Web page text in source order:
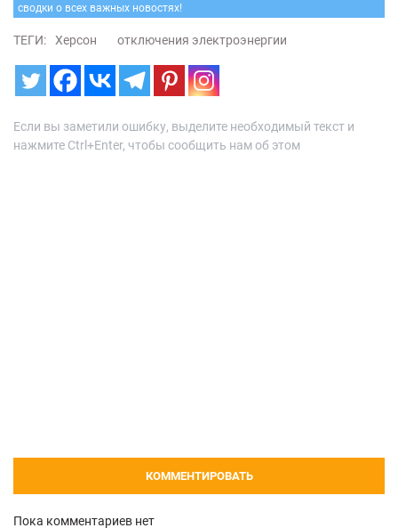
сводки о всех важных новостях!
ТЕГИ: Херсон отключения электроэнергии
Если вы заметили ошибку, выделите необходимый текст и
нажмите Ctrl+Enter, чтобы сообщить нам об этом
КОММЕНТИРОВАТЬ
Пока комментариев нет